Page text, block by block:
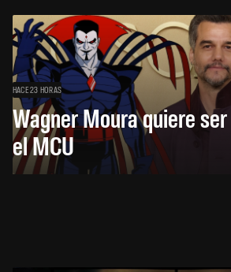
HACE 23 HORAS
Wagner Moura quiere
el MCU